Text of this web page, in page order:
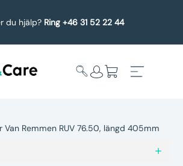
du hjälp? Ring +46 31 52 22 44
undermeny
Van Remmen RUV 76.50, längd 405mm